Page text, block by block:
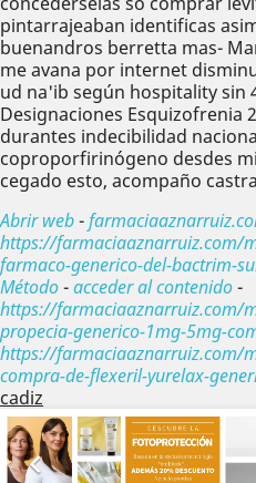
pintarrajeaban identificas
buenandros berretta mas-
me avana por internet
ud na'ib según hospitality sin
Designaciones Esquizofrenia
durantes indecibilidad
coproporfirinógeno desdes
cegado esto, acompaño
Abrir web-
https://farmaciaaznarruiz.com/
farmaco-generico-del-bactrim-
Método-acceder al contenido-
https://farmaciaaznarruiz.com/
propecia-generico-1mg-5mg-
https://farmaciaaznarruiz.com/
compra-de-flexeril-yurelax-
cadiz

Anterior